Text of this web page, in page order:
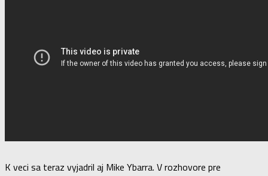
K veci sa teraz vyjadril aj Mike Ybarra. V rozhovore pre